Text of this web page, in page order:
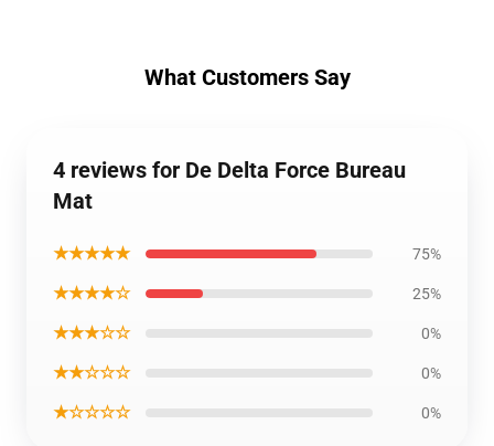
What Customers Say
4 reviews for De Delta Force Bureau
Mat
★★★★★ 75%
★★★★☆ 25%
★★★☆☆ 0%
★★☆☆☆ 0%
★☆☆☆☆ 0%